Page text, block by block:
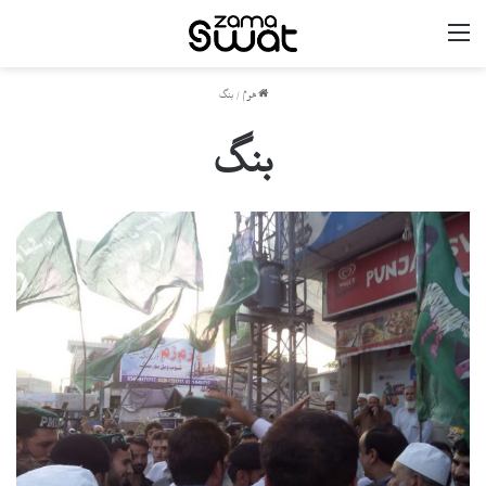
ھوم / بنگ
بنگ